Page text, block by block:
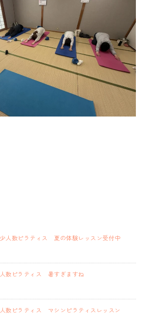
数ピラティス 夏の体験レッスン受付中
数ピラティス 暑すぎますね
数ピラティス マシンピラティスレッスン